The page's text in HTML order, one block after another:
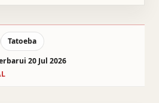
Tatoeba
20 Jul 2026